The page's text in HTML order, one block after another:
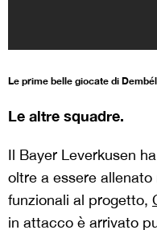
Le prime belle giocate di
Le altre squadre.
Il Bayer Leverkusen
oltre a essere
funzionali al progetto,
in attacco è arrivato